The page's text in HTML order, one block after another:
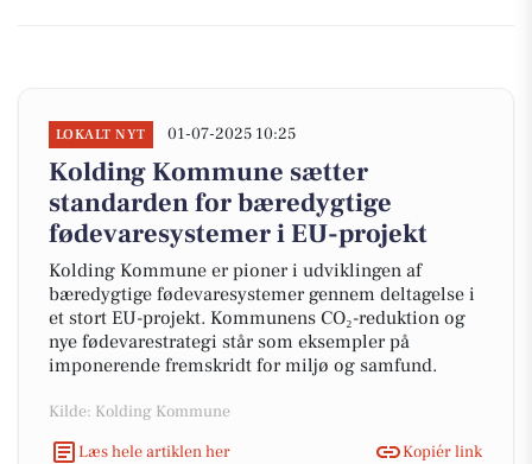
LOKALT NYT 01-07-2025 10:25
Kolding Kommune sætter
standarden for bæredygtige
fødevaresystemer i EU-projekt
Kolding Kommune er pioner i udviklingen af
bæredygtige fødevaresystemer gennem deltagelse i
et stort EU-projekt. Kommunens CO₂-reduktion og
nye fødevarestrategi står som eksempler på
imponerende fremskridt for miljø og samfund.
Kilde: Kolding Kommune
Læs hele artiklen her
Kopiér link